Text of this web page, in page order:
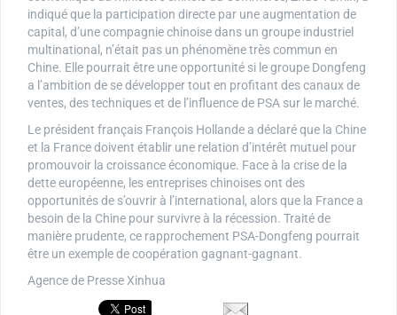
indiqué que la participation directe par une augmentation de
capital, d’une compagnie chinoise dans un groupe industriel
multinational, n’était pas un phénomène très commun en
Chine. Elle pourrait être une opportunité si le groupe Dongfeng
a l’ambition de se développer tout en profitant des canaux de
ventes, des techniques et de l’influence de PSA sur le marché.
Le président français François Hollande a déclaré que la Chine
et la France doivent établir une relation d’intérêt mutuel pour
promouvoir la croissance économique. Face à la crise de la
dette européenne, les entreprises chinoises ont des
opportunités de s’ouvrir à l’international, alors que la France a
besoin de la Chine pour survivre à la récession. Traité de
manière prudente, ce rapprochement PSA-Dongfeng pourrait
être un exemple de coopération gagnant-gagnant.
Agence de Presse Xinhua